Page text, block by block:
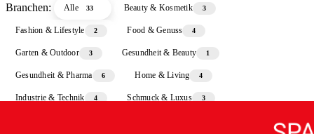
Branchen: Alle 33 Beauty & Kosmetik 3
Fashion & Lifestyle 2 Food & Genuss 4
Garten & Outdoor 3 Gesundheit & Beauty 1
Gesundheit & Pharma 6 Home & Living 4
Industrie & Technik 4 Schmuck & Luxus 3